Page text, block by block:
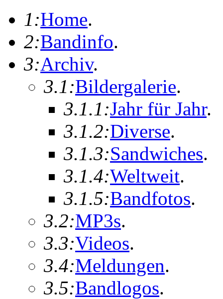
1:Home.
2:Bandinfo.
3:Archiv.
3.1:Bildergalerie.
3.1.1:Jahr für Jahr.
3.1.2:Diverse.
3.1.3:Sandwiches.
3.1.4:Weltweit.
3.1.5:Bandfotos.
3.2:MP3s.
3.3:Videos.
3.4:Meldungen.
3.5:Bandlogos.